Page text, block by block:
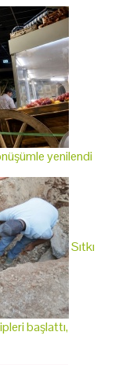
yenilendi
Sıtkı
başlattı,